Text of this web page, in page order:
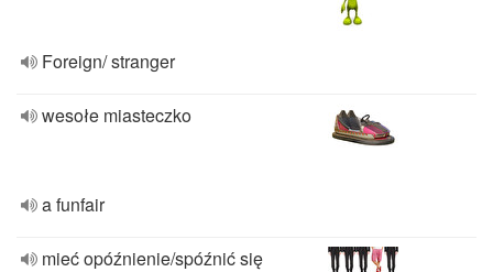
Foreign/ stranger
wesołe miasteczko
a funfair
mieć opóźnienie/spóźnić się